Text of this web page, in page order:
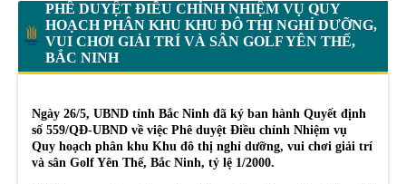
PHÊ DUYỆT ĐIỀU CHỈNH NHIỆM VỤ QUY
HOẠCH PHÂN KHU KHU ĐÔ THỊ NGHỈ DƯỠNG,
VUI CHƠI GIẢI TRÍ VÀ SÂN GOLF YÊN THẾ,
BẮC NINH
Ngày 26/5, UBND tỉnh Bắc Ninh đã ký ban hành Quyết định
số 559/QĐ-UBND về việc Phê duyệt Điều chỉnh Nhiệm vụ
Quy hoạch phân khu Khu đô thị nghỉ dưỡng, vui chơi giải trí
và sân Golf Yên Thế, Bắc Ninh, tỷ lệ 1/2000.